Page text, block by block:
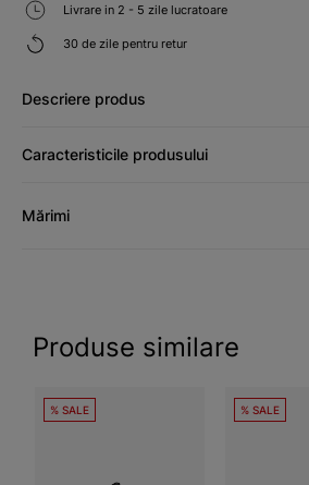
Livrare in 2 - 5 zile lucratoare
30 de zile pentru retur
Descriere produs
Caracteristicile produsului
Mărimi
Produse similare
% SALE % SALE